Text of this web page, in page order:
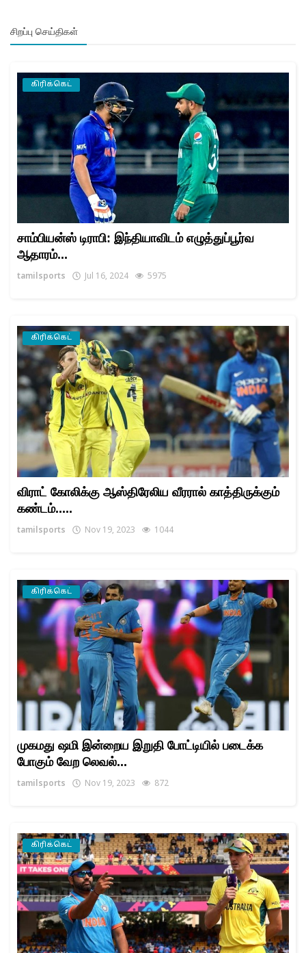
சிறப்பு செய்திகள்
கிரிக்கெட்
சாம்பியன்ஸ் டிராபி: இந்தியாவிடம் எழுத்துப்பூர்வ
ஆதாரம்...
tamilsports Jul 16, 2024 5975
கிரிக்கெட்
விராட் கோலிக்கு ஆஸ்திரேலிய வீரரால் காத்திருக்கும்
கண்டம்.....
tamilsports Nov 19, 2023 1044
கிரிக்கெட்
முகமது ஷமி இன்றைய இறுதி போட்டியில் படைக்க
போகும் வேற லெவல்...
tamilsports Nov 19, 2023 872
கிரிக்கெட்